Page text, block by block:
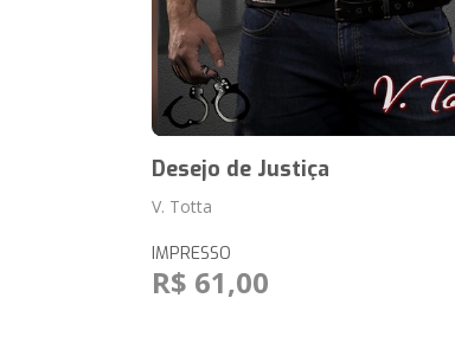
Desejo de Justiça
V. Totta
IMPRESSO
R$ 61,00